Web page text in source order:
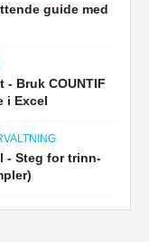
guide med
- Bruk COUNTIF
i Excel
- Steg for trinn-